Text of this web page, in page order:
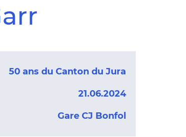
50 ans du Canton du Jura
21.06.2024
Gare CJ Bonfol